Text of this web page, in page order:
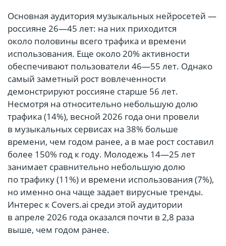
Основная аудитория музыкальных нейросетей —
россияне 26—45 лет: на них приходится
около половины всего трафика и времени
использования. Еще около 20% активности
обеспечивают пользователи 46—55 лет. Однако
самый заметный рост вовлеченности
демонстрируют россияне старше 56 лет.
Несмотря на относительно небольшую долю
трафика (14%), весной 2026 года они провели
в музыкальных сервисах на 38% больше
времени, чем годом ранее, а в мае рост составил
более 150% год к году. Молодежь 14—25 лет
занимает сравнительно небольшую долю
по трафику (11%) и времени использования (7%),
но именно она чаще задает вирусные тренды.
Интерес к Covers.ai среди этой аудитории
в апреле 2026 года оказался почти в 2,8 раза
выше, чем годом ранее.